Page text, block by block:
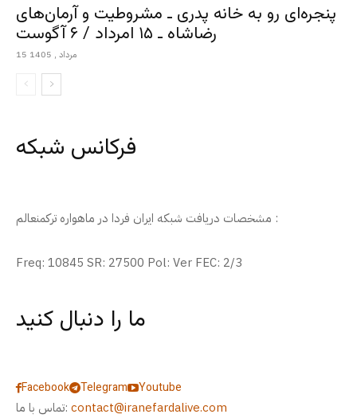
پنجره‌ای رو به خانه پدری ـ مشروطیت و آرمان‌های
رضاشاه ـ ۱۵ امرداد / ۶ آگوست
15 مرداد , 1405
فرکانس شبکه
مشخصات دریافت شبکه ایران فردا در ماهواره ترکمنعالم :
Freq: 10845 SR: 27500 Pol: Ver FEC: 2/3
ما را دنبال کنید
Facebook Telegram
Youtube
تماس با ما: contact@iranefardalive.com